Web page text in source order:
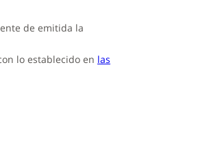
de emitida la
lo establecido en las